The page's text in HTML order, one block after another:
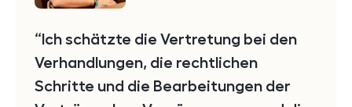
Ich schätzte die Vertretung bei den
Verhandlungen, die rechtlichen
Schritte und die Bearbeitungen der